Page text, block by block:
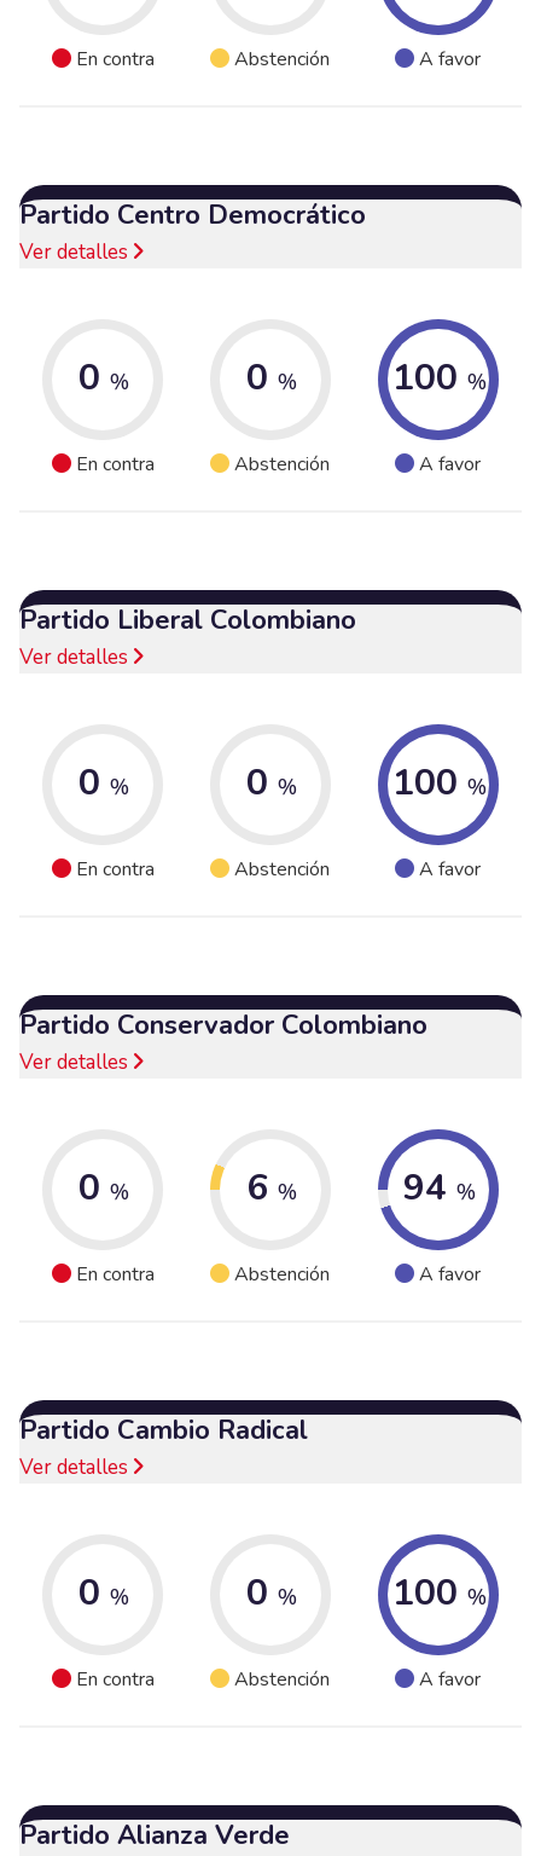
En contra Abstención A favor
Partido Centro Democrático
Ver detalles
0 %
En contra
0 %
Abstención
100 %
A favor
Partido Liberal Colombiano
Ver detalles
0 %
En contra
0 %
Abstención
100 %
A favor
Partido Conservador Colombiano
Ver detalles
0 %
En contra
6 %
Abstención
94 %
A favor
Partido Cambio Radical
Ver detalles
0 %
En contra
0 %
Abstención
100 %
A favor
Partido Alianza Verde